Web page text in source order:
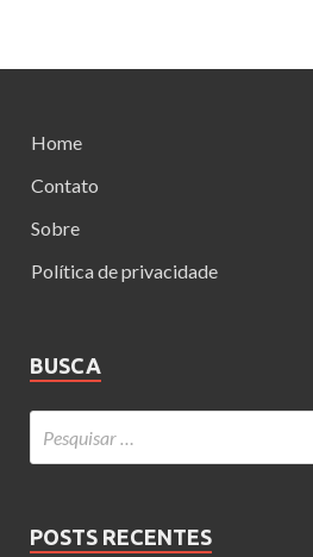
Home
Contato
Sobre
Política de privacidade
BUSCA
POSTS RECENTES